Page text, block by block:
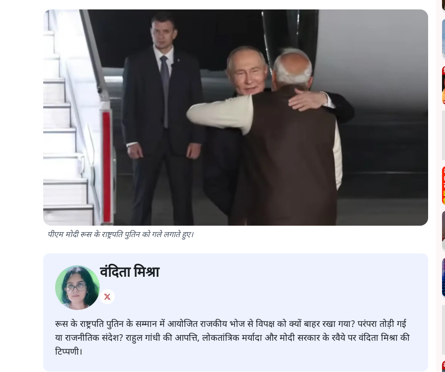
पीएम मोदी रूस के राष्ट्रपति पुतिन को गले लगाते हुए।
वंदिता मिश्रा
रूस के राष्ट्रपति पुतिन के सम्मान में आयोजित राजकीय भोज से विपक्ष को क्यों बाहर रखा गया? परंपरा तोड़ी गई
या राजनीतिक संदेश? राहुल गांधी की आपत्ति, लोकतांत्रिक मर्यादा और मोदी सरकार के रवैये पर वंदिता मिश्रा की
टिप्पणी।